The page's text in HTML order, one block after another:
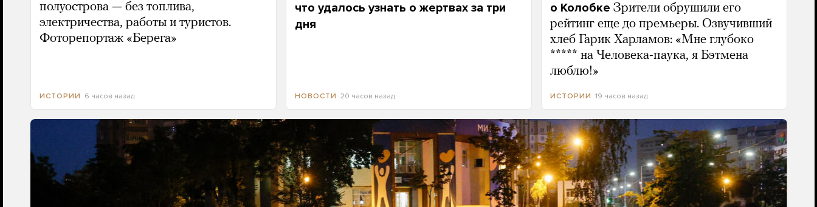
полуострова — без топлива,
электричества, работы и туристов.
Фоторепортаж «Берега»
ИСТОРИИ 6 часов назад
что удалось узнать о жертвах за три
дня
НОВОСТИ 20 часов назад
о Колобке Зрители обрушили его
рейтинг еще до премьеры. Озвучивший
хлеб Гарик Харламов: «Мне глубоко
***** на Человека-паука, я Бэтмена
люблю!»
ИСТОРИИ 19 часов назад